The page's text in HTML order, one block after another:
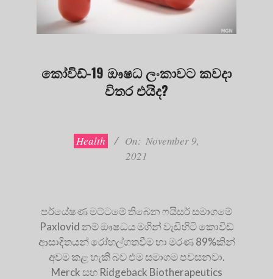
කෝවිඩ්-19 ඖෂධ ලංකාවට කවදා
විතර එයිද?
Health On: November 9,
2021
පර්යේෂණ මට්ටමේ තිබෙන ෆයිසර් සමාගමේ
Paxlovid නම් ඖෂධය මගින් වැඩිහිටි කොවිඩ්
ආසාදිතයන් රෝහල්ගතවීම හා මරණ 89%කින්
අවම කළ හැකි බව එම සමාගම පවසනවා.
Merck සහ Ridgeback Biotherapeutics